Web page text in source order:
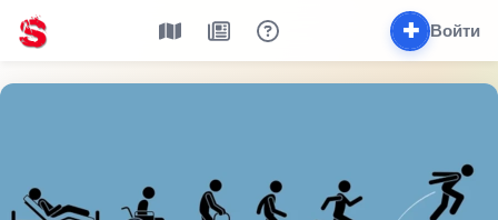
✚ Войти